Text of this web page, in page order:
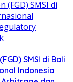
SMSI di Bali
Indonesia